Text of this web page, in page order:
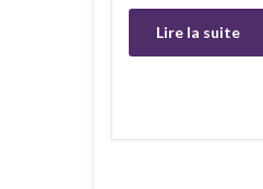
Lire la suite